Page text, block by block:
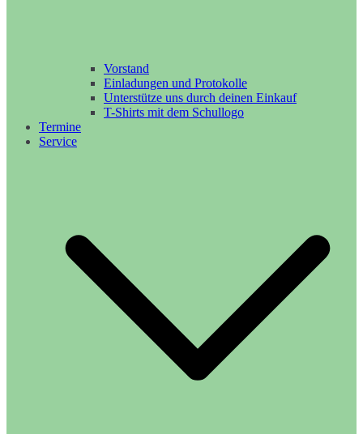
Vorstand
Einladungen und Protokolle
Unterstütze uns durch deinen Einkauf
T-Shirts mit dem Schullogo
Termine
Service